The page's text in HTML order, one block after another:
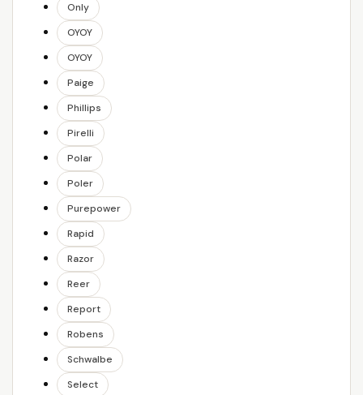
Only
OYOY
OYOY
Paige
Phillips
Pirelli
Polar
Poler
Purepower
Rapid
Razor
Reer
Report
Robens
Schwalbe
Select